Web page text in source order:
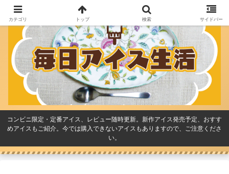
コンビニ限定・定番アイス、レビュー随時更新。新作アイス発売予定、おすす
めアイスもご紹介。今では購入できないアイスもありますので、ご注意くださ
い。
カテゴリ トップ 検索 サイドバー